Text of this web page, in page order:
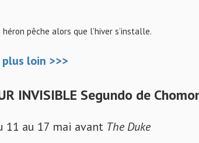
héron pêche alors que l’hiver s’installe.
plus loin >>>
INVISIBLE Segundo de
11 au 17 mai avant The Duke